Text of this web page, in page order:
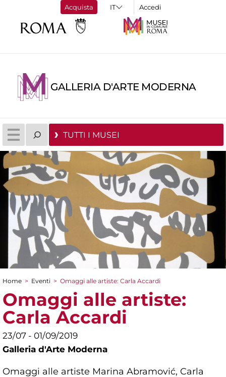
Acquista Accedi
GALLERIA D'ARTE MODERNA
TUTTI I MUSEI
Tu sei qui
Home > Eventi > Omaggi alle artiste: Carla Accardi
Omaggi alle artiste:
Carla Accardi
23/07 - 01/09/2019
Galleria d'Arte Moderna
Omaggi alle artiste Marina Abramović, Carla